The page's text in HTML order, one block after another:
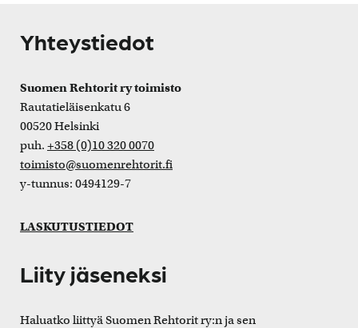
Yhteystiedot
Suomen Rehtorit ry toimisto
Rautatieläisenkatu 6
00520 Helsinki
puh. +358 (0)10 320 0070
toimisto@suomenrehtorit.fi
y-tunnus: 0494129-7
LASKUTUSTIEDOT
Liity jäseneksi
Haluatko liittyä Suomen Rehtorit ry:n ja sen